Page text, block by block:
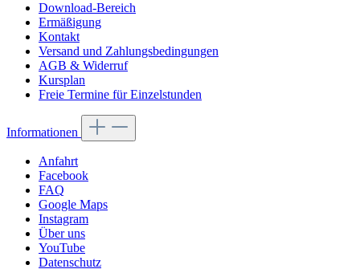
Download-Bereich
Ermäßigung
Kontakt
Versand und Zahlungsbedingungen
AGB & Widerruf
Kursplan
Freie Termine für Einzelstunden
Informationen
Anfahrt
Facebook
FAQ
Google Maps
Instagram
Über uns
YouTube
Datenschutz